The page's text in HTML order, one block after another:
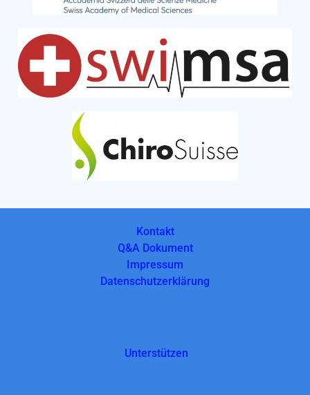
Kontakt
Q&A Dokument
Impressum
Datenschutzerklärung
Unterstützen